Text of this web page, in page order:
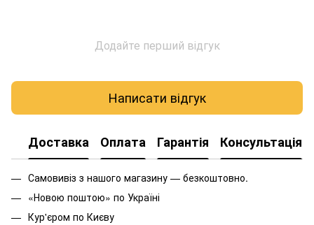
Додайте перший відгук
Написати відгук
Доставка Оплата Гарантія Консультація
Самовивіз з нашого магазину — безкоштовно.
«Новою поштою» по Україні
Кур'єром по Києву